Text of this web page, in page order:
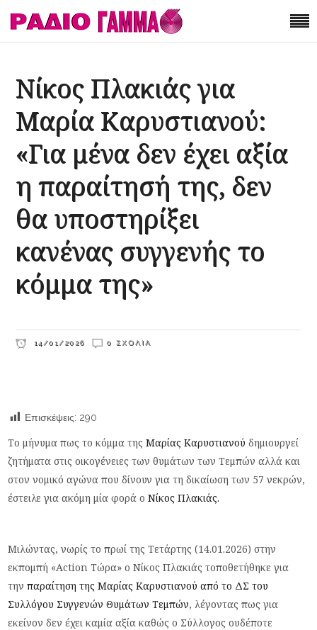
Νίκος Πλακιάς για
Μαρία Καρυστιανού:
«Για μένα δεν έχει αξία
η παραίτησή της, δεν
θα υποστηρίξει
κανένας συγγενής το
κόμμα της»
14/01/2026 0 ΣΧΌΛΙΑ
Επισκέψεις: 290
Το μήνυμα πως το κόμμα τηςΜαρίας Καρυστιανού δημιουργεί
ζητήματα στις οικογένειες των θυμάτων των Τεμπών αλλά και
στον νομικό αγώνα που δίνουν για τη δικαίωση των 57 νεκρών,
έστειλε για ακόμη μία φορά οΝίκος Πλακιάς.
Μιλώντας, νωρίς το πρωί της Τετάρτης (14.01.2026) στην
εκπομπή «Action Τώρα» ο Νίκος Πλακιάς τοποθετήθηκε για
τηνπαραίτηση της Μαρίας Καρυστιανού από το ΔΣ του
Συλλόγου Συγγενών Θυμάτων Τεμπών, λέγοντας πως για
εκείνον δεν έχει καμία αξία καθώς ο Σύλλογος ουδέποτε